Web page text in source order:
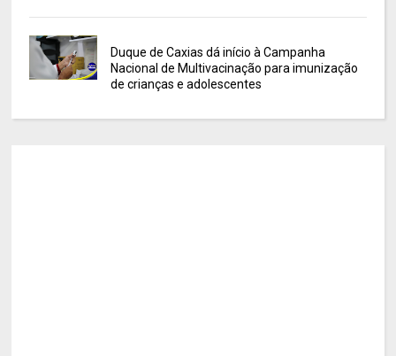
Duque de Caxias dá início à Campanha
Nacional de Multivacinação para imunização
de crianças e adolescentes